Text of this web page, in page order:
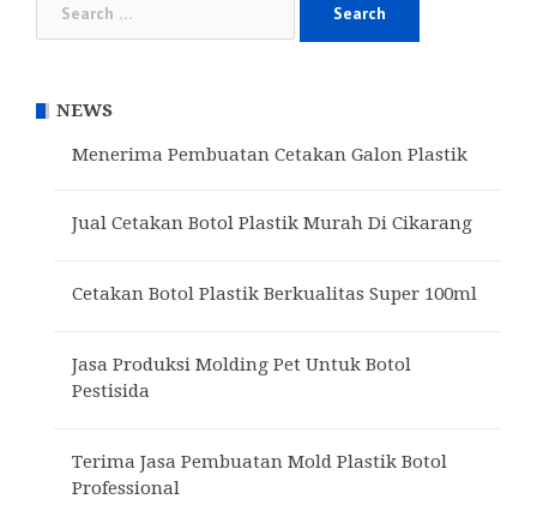
NEWS
Menerima Pembuatan Cetakan Galon Plastik
Jual Cetakan Botol Plastik Murah Di Cikarang
Cetakan Botol Plastik Berkualitas Super 100ml
Jasa Produksi Molding Pet Untuk Botol
Pestisida
Terima Jasa Pembuatan Mold Plastik Botol
Professional